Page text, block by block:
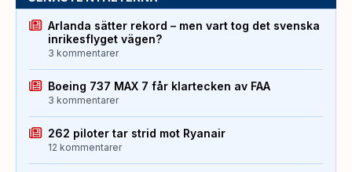
Arlanda sätter rekord – men vart tog det svenska
inrikesflyget vägen?
3 kommentarer
Boeing 737 MAX 7 får klartecken av FAA
3 kommentarer
262 piloter tar strid mot Ryanair
12 kommentarer